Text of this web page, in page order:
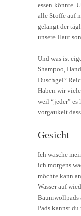
essen könnte.
alle Stoffe auf
gelangt der
unsere Haut
Und was ist
Shampoo,
Duschgel?
Haben wir
weil “jeder” es
vorgaukelt
Gesicht
Ich wasche
ich morgens
möchte kann
Wasser auf
Baumwollpads
Pads kannst